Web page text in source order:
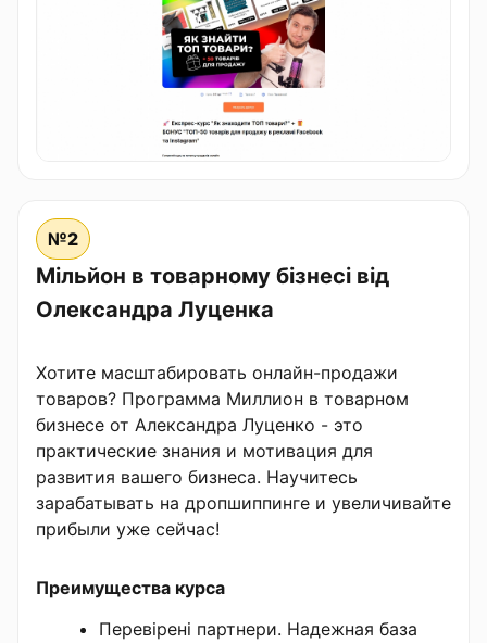
№2
Мільйон в товарному бізнесі від
Олександра Луценка
Хотите масштабировать онлайн-продажи
товаров? Программа Миллион в товарном
бизнесе от Александра Луценко - это
практические знания и мотивация для
развития вашего бизнеса. Научитесь
зарабатывать на дропшиппинге и увеличивайте
прибыли уже сейчас!
Преимущества курса
Перевірені партнери. Надежная база